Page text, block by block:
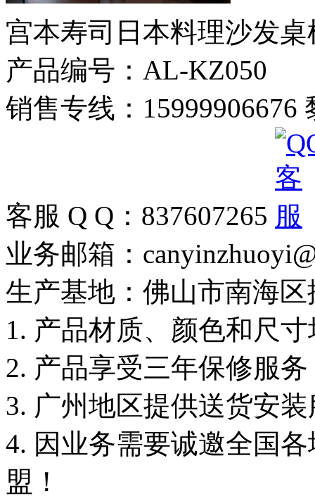
宫本寿司日本料理沙发桌
产品编号：AL-KZ050
销售专线：15999906676
客服 Q Q：837607265
业务邮箱：
生产基地：佛山市南海
1. 产品材质、颜色和尺
2. 产品享受三年保修服
3. 广州地区提供送货安
4. 因业务需要诚邀全国
盟！